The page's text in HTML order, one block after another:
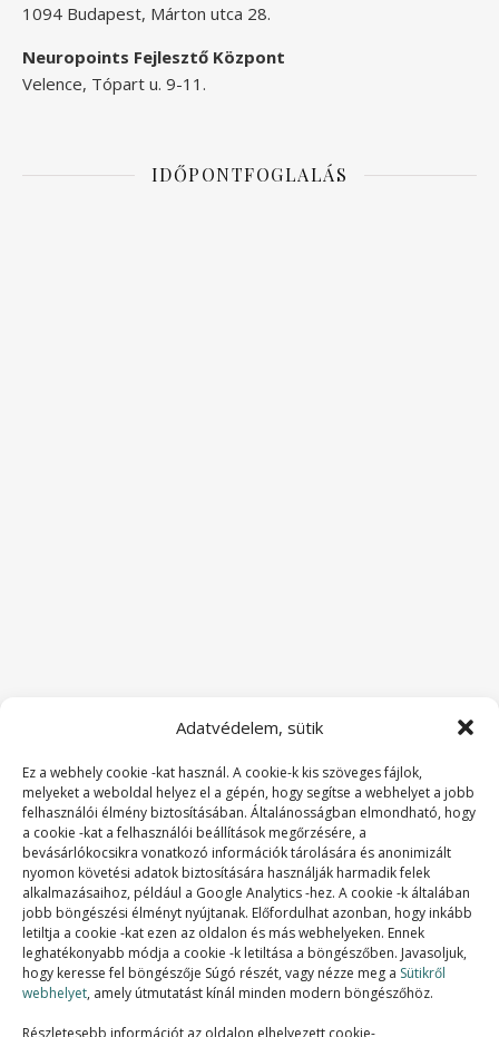
Adatvédelem, sütik
Ez a webhely cookie -kat használ. A cookie-k kis szöveges fájlok,
melyeket a weboldal helyez el a gépén, hogy segítse a webhelyet a jobb
felhasználói élmény biztosításában. Általánosságban elmondható, hogy
a cookie -kat a felhasználói beállítások megőrzésére, a
bevásárlókocsikra vonatkozó információk tárolására és anonimizált
nyomon követési adatok biztosítására használják harmadik felek
alkalmazásaihoz, például a Google Analytics -hez. A cookie -k általában
jobb böngészési élményt nyújtanak. Előfordulhat azonban, hogy inkább
letiltja a cookie -kat ezen az oldalon és más webhelyeken. Ennek
leghatékonyabb módja a cookie -k letiltása a böngészőben. Javasoljuk,
hogy keresse fel böngészője Súgó részét, vagy nézze meg a Sütikről
webhelyet, amely útmutatást kínál minden modern böngészőhöz.
Részletesebb információt az oldalon elhelyezett cookie-
1094 Budapest, Márton utca 28.
Neuropoints Fejlesztő Központ
Velence, Tópart u. 9-11.
IDŐPONTFOGLALÁS
SZAKMAI TAGSÁGOK: